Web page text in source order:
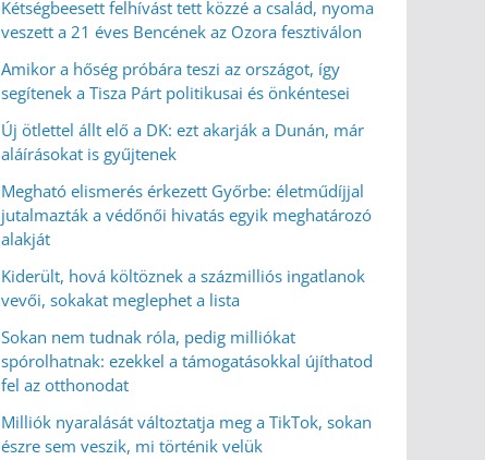
Kétségbeesett felhívást tett közzé a család, nyoma
veszett a 21 éves Bencének az Ozora fesztiválon
Amikor a hőség próbára teszi az országot, így
segítenek a Tisza Párt politikusai és önkéntesei
Új ötlettel állt elő a DK: ezt akarják a Dunán, már
aláírásokat is gyűjtenek
Megható elismerés érkezett Győrbe: életműdíjjal
jutalmazták a védőnői hivatás egyik meghatározó
alakját
Kiderült, hová költöznek a százmilliós ingatlanok
vevői, sokakat meglephet a lista
Sokan nem tudnak róla, pedig milliókat
spórolhatnak: ezekkel a támogatásokkal újíthatod
fel az otthonodat
Milliók nyaralását változtatja meg a TikTok, sokan
észre sem veszik, mi történik velük